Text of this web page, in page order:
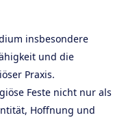
insbesondere
und die
Praxis.
Feste nicht nur als
Hoffnung und